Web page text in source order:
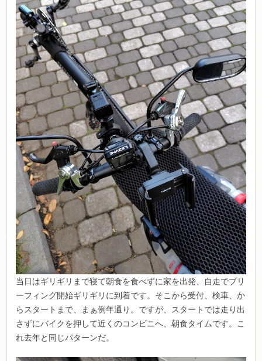
当日はギリギリまで寝て朝食を食べずに家を出発、自走でブリ
ーフィング開始ギリギリに到着です。そこから受付、検車、か
らスタートまで、まぁ例年通り。ですが、スタートでは走り出
さずにバイクを押して近くのコンビニへ、朝食タイムです。こ
れ去年と同じパターンだ。